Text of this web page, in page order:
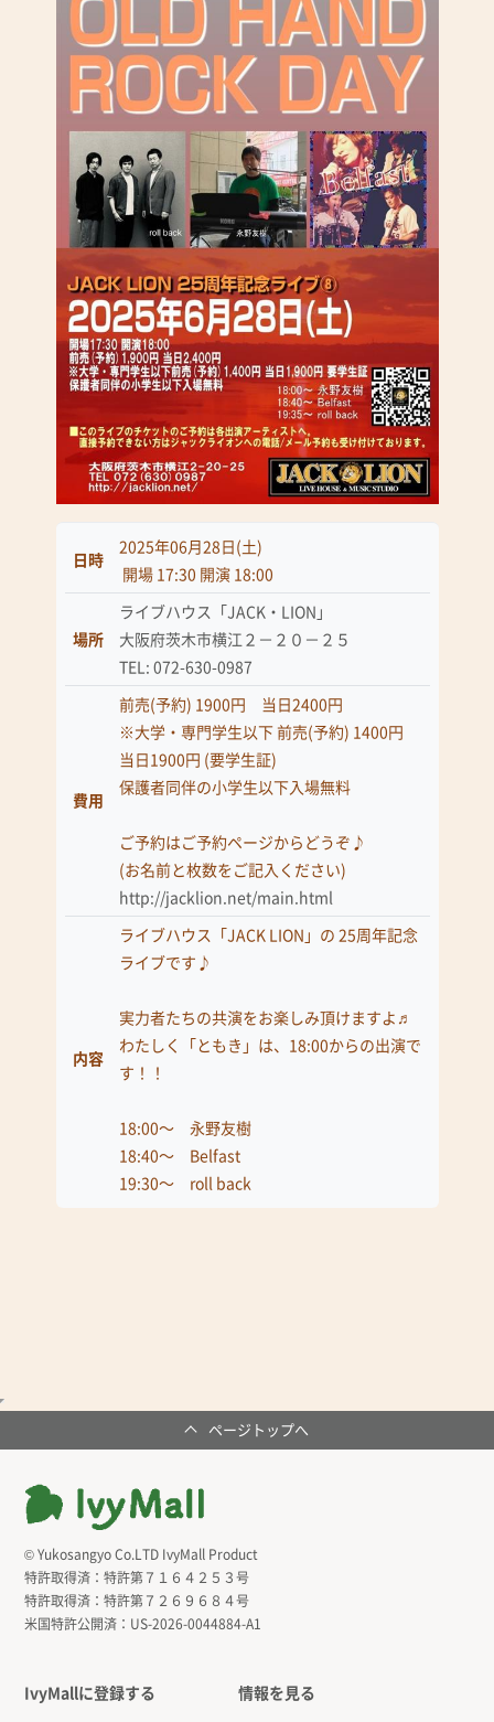
ページトップへ
© Yukosangyo Co.LTD IvyMall Product
特許取得済：特許第７１６４２５３号
特許取得済：特許第７２６９６８４号
米国特許公開済： US-2026-0044884-A1
IvyMallに登録する 情報を見る